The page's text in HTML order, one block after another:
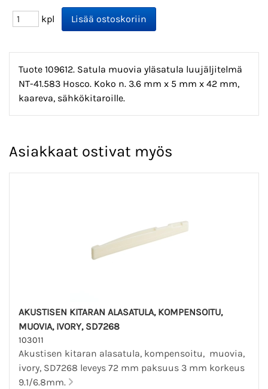
kpl
Tuote 109612. Satula muovia yläsatula luujäljitelmä
NT-41.583 Hosco. Koko n. 3.6 mm x 5 mm x 42 mm,
kaareva, sähkökitaroille.
Asiakkaat ostivat myös
AKUSTISEN KITARAN ALASATULA, KOMPENSOITU,
MUOVIA, IVORY, SD7268
103011
Akustisen kitaran alasatula, kompensoitu, muovia,
ivory, SD7268 leveys 72 mm paksuus 3 mm korkeus
9.1/6.8mm.